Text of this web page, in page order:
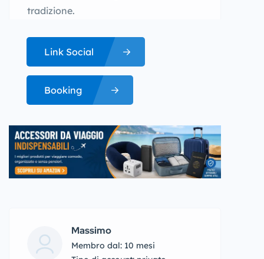
tradizione.
Link Social
Booking
Massimo
Membro dal: 10 mesi